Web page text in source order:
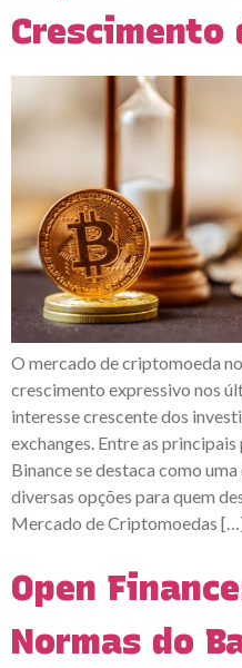
Crescimento
O mercado de criptomoeda
crescimento expressivo nos
interesse crescente dos
exchanges. Entre as
Binance se destaca como
diversas opções para quem
Mercado de Criptomoedas
Open
Normas do